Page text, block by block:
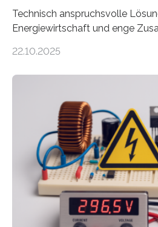
Technisch anspruchsvolle
Energiewirtschaft und enge
neuen EU-geförderten Transfer-
Energietechnologien werden
Sozialfonds Plus (ESF+)
Gesamtsumme von mehr als
Damit zählt die Hochschule zu
Gewinnerinnen der aktuellen
Bayerischen
Mittelpunkt steht der direkte
wissenschaftliche Erkenntnisse
22.10.2025